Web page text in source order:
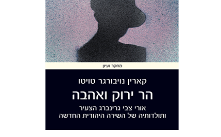
הנחת אתר ספר מודפס
$35
$32